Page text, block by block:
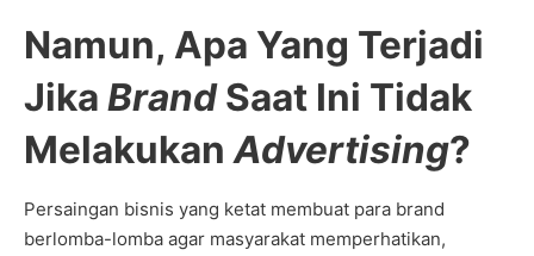
Namun, Apa Yang Terjadi
Jika BrandSaat Ini Tidak
MelakukanAdvertising?
Persaingan bisnis yang ketat membuat para brand
berlomba-lomba agar masyarakat memperhatikan,